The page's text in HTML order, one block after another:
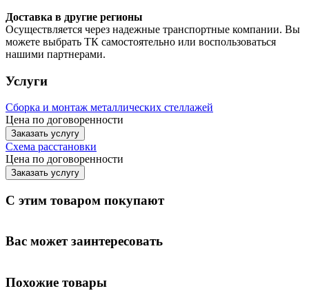
Доставка в другие регионы
Осуществляется через надежные транспортные компании. Вы
можете выбрать ТК самостоятельно или воспользоваться
нашими партнерами.
Услуги
Сборка и монтаж металлических стеллажей
Цена по договоренности
Заказать услугу
Схема расстановки
Цена по договоренности
Заказать услугу
С этим товаром покупают
Вас может заинтересовать
Похожие товары